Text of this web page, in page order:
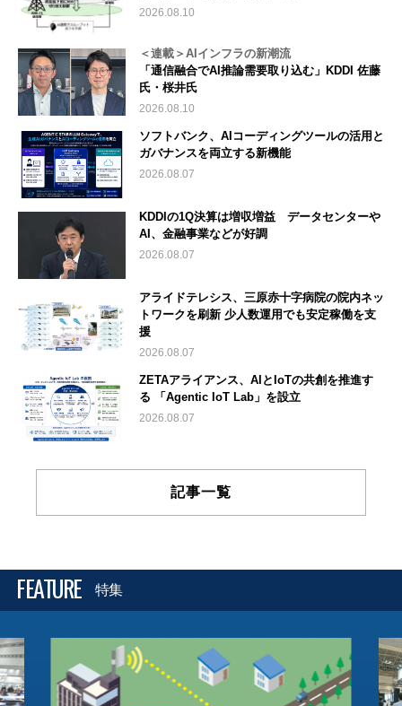
2026.08.10
＜連載＞AIインフラの新潮流
「通信融合でAI推論需要取り込む」KDDI 佐藤
氏・桜井氏
2026.08.10
ソフトバンク、AIコーディングツールの活用と
ガバナンスを両立する新機能
2026.08.07
KDDIの1Q決算は増収増益 データセンターや
AI、金融事業などが好調
2026.08.07
アライドテレシス、三原赤十字病院の院内ネッ
トワークを刷新 少人数運用でも安定稼働を支
援
2026.08.07
ZETAアライアンス、AIとIoTの共創を推進す
る 「Agentic IoT Lab」を設立
2026.08.07
記事一覧
FEATURE 特集